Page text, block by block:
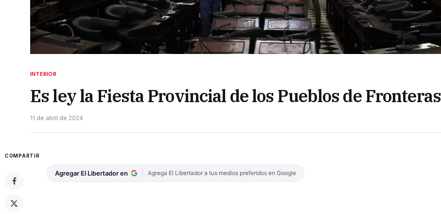
INTERIOR
Es ley la Fiesta Provincial de los Pueblos de Fronteras
11 de abril de 2024
COMPARTIR
Agregar El Libertador en Agrega El Libertador a tus medios preferidos en Google